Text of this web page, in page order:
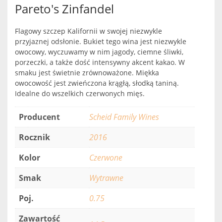
Pareto's Zinfandel
Flagowy szczep Kalifornii w swojej niezwykle
przyjaznej odsłonie. Bukiet tego wina jest niezwykle
owocowy, wyczuwamy w nim jagody, ciemne śliwki,
porzeczki, a także dość intensywny akcent kakao. W
smaku jest świetnie zrównoważone. Miękka
owocowość jest zwieńczona krągłą, słodką taniną.
Idealne do wszelkich czerwonych mięs.
Producent
Scheid Family Wines
Rocznik
2016
Kolor
Czerwone
Smak
Wytrawne
Poj.
0.75
Zawartość